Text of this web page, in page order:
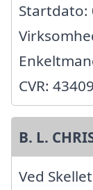
Startdato:
CVR:
B. L.
Ved